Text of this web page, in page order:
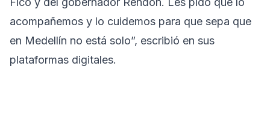
acompañemos y lo cuidemos para que sepa que
en Medellín no está solo”, escribió en sus
plataformas digitales.